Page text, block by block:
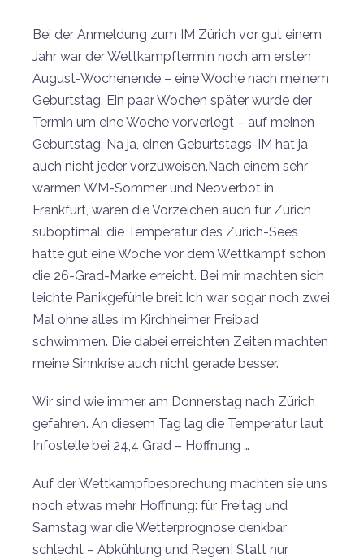
Bei der Anmeldung zum IM Zürich vor gut einem
Jahr war der Wettkampftermin noch am ersten
August-Wochenende – eine Woche nach meinem
Geburtstag. Ein paar Wochen später wurde der
Termin um eine Woche vorverlegt – auf meinen
Geburtstag. Na ja, einen Geburtstags-IM hat ja
auch nicht jeder vorzuweisen.Nach einem sehr
warmen WM-Sommer und Neoverbot in
Frankfurt, waren die Vorzeichen auch für Zürich
suboptimal: die Temperatur des Zürich-Sees
hatte gut eine Woche vor dem Wettkampf schon
die 26-Grad-Marke erreicht. Bei mir machten sich
leichte Panikgefühle breit.Ich war sogar noch zwei
Mal ohne alles im Kirchheimer Freibad
schwimmen. Die dabei erreichten Zeiten machten
meine Sinnkrise auch nicht gerade besser.
Wir sind wie immer am Donnerstag nach Zürich
gefahren. An diesem Tag lag die Temperatur laut
Infostelle bei 24,4 Grad – Hoffnung …
Auf der Wettkampfbesprechung machten sie uns
noch etwas mehr Hoffnung: für Freitag und
Samstag war die Wetterprognose denkbar
schlecht – Abkühlung und Regen! Statt nur